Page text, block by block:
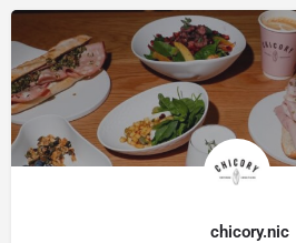
chicory.nic